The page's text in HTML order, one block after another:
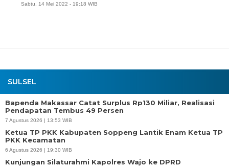
SULSEL
Bapenda Makassar Catat Surplus Rp130 Miliar, Realisasi
Pendapatan Tembus 49 Persen
7 Agustus 2026 | 13:53 WIB
Ketua TP PKK Kabupaten Soppeng Lantik Enam Ketua TP
PKK Kecamatan
6 Agustus 2026 | 19:30 WIB
Kunjungan Silaturahmi Kapolres Wajo ke DPRD
Sabtu, 14 Mei 2022 - 19:18 WIB